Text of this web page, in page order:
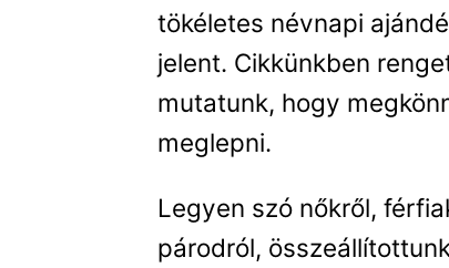
tökéletes névnapi
jelent. Cikkünkben
mutatunk, hogy
meglepni.
Legyen szó nőkről,
párodról,